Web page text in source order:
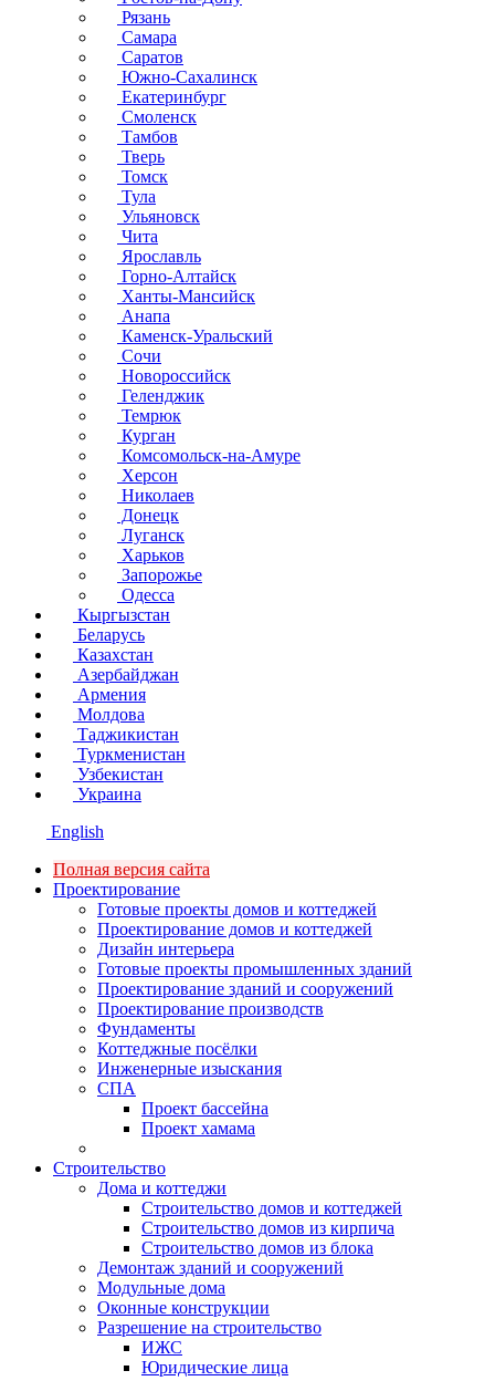
Рязань
Самара
Саратов
Южно-Сахалинск
Екатеринбург
Смоленск
Тамбов
Тверь
Томск
Тула
Ульяновск
Чита
Ярославль
Горно-Алтайск
Ханты-Мансийск
Анапа
Каменск-Уральский
Сочи
Новороссийск
Геленджик
Темрюк
Курган
Комсомольск-на-Амуре
Херсон
Николаев
Донецк
Луганск
Харьков
Запорожье
Одесса
Кыргызстан
Беларусь
Казахстан
Азербайджан
Армения
Молдова
Таджикистан
Туркменистан
Узбекистан
Украина
English
Полная версия сайта
Проектирование
Готовые проекты домов и коттеджей
Проектирование домов и коттеджей
Дизайн интерьера
Готовые проекты промышленных зданий
Проектирование зданий и сооружений
Проектирование производств
Фундаменты
Коттеджные посёлки
Инженерные изыскания
СПА
Проект бассейна
Проект хамама
Строительство
Дома и коттеджи
Строительство домов и коттеджей
Строительство домов из кирпича
Строительство домов из блока
Демонтаж зданий и сооружений
Модульные дома
Оконные конструкции
Разрешение на строительство
ИЖС
Юридические лица